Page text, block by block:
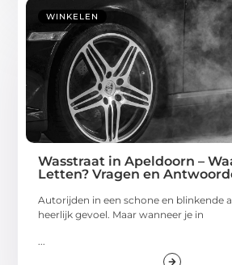
WINKELEN
Wasstraat in Apeldoorn –
Letten? Vragen en
Autorijden in een schone en blinkende
heerlijk gevoel. Maar wanneer je in